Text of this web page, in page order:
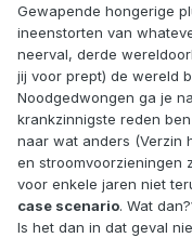
Gewapende hongerige
ineenstorten van
neerval, derde
jij voor prept) de wereld
Noodgedwongen ga je
krankzinnigste reden
naar wat anders (Verzin
en stroomvoorzieningen
voor enkele jaren niet
case scenario. Wat
Is het dan in dat geval